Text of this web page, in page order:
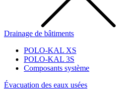
Drainage de bâtiments
POLO-KAL XS
POLO-KAL 3S
Composants système
Évacuation des eaux usées